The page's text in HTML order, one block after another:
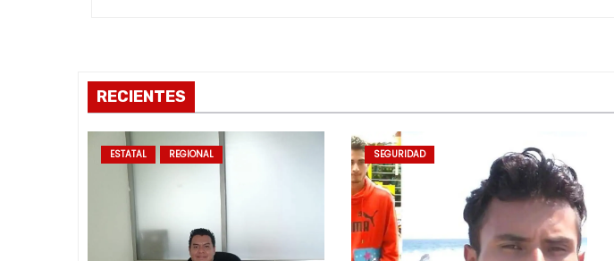
n
t
r
RECIENTES
ESTATAL REGIONAL SEGURIDAD